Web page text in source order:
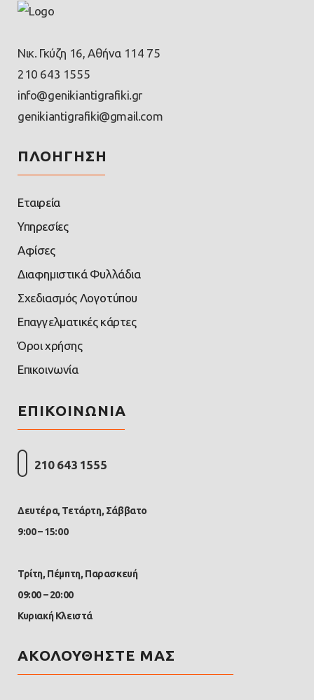
Νικ. Γκύζη 16, Αθήνα 114 75
210 643 1555
info@genikiantigrafiki.gr
genikiantigrafiki@gmail.com
ΠΛΟΗΓΗΣΗ
Εταιρεία
Υπηρεσίες
Αφίσες
Διαφημιστικά Φυλλάδια
Σχεδιασμός Λογοτύπου
Επαγγελματικές κάρτες
Όροι χρήσης
Επικοινωνία
ΕΠΙΚΟΙΝΩΝΙΑ
210 643 1555
Δευτέρα, Τετάρτη, Σάββατο
9:00 – 15:00
Τρίτη, Πέμπτη, Παρασκευή
09:00 – 20:00
Κυριακή Κλειστά
ΑΚΟΛΟΥΘΗΣΤΕ ΜΑΣ